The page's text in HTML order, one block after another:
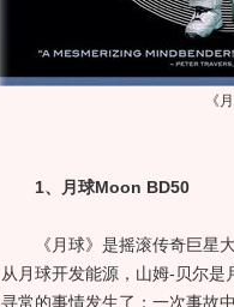
《
1、月球Moon BD50
《月球》是摇滚传奇巨星大
从月球开发能源，山姆-贝尔
寻常的事情发生了：一次事故